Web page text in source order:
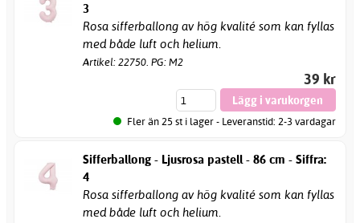
3
Rosa sifferballong av hög kvalité som kan fyllas
med både luft och helium.
Artikel: 22750. PG: M2
39 kr
Fler än 25 st i lager - Leveranstid: 2-3 vardagar
Sifferballong - Ljusrosa pastell - 86 cm - Siffra:
4
Rosa sifferballong av hög kvalité som kan fyllas
med både luft och helium.